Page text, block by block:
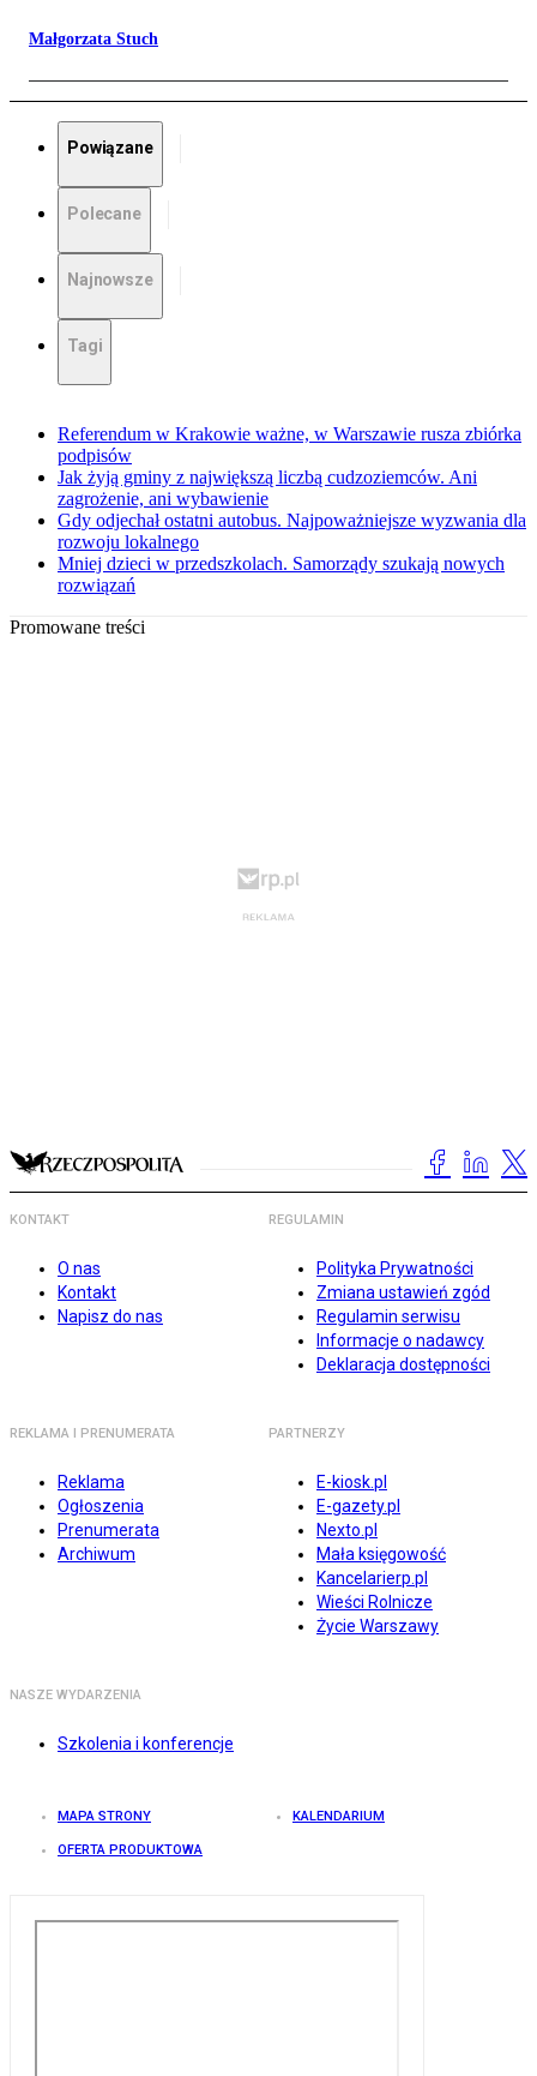
Małgorzata Stuch
Powiązane
Polecane
Najnowsze
Tagi
Referendum w Krakowie ważne, w Warszawie rusza zbiórka
podpisów
Jak żyją gminy z największą liczbą cudzoziemców. Ani
zagrożenie, ani wybawienie
Gdy odjechał ostatni autobus. Najpoważniejsze wyzwania dla
rozwoju lokalnego
Mniej dzieci w przedszkolach. Samorządy szukają nowych
rozwiązań
Promowane treści
KONTAKT
O nas
Kontakt
Napisz do nas
REGULAMIN
Polityka Prywatności
Zmiana ustawień zgód
Regulamin serwisu
Informacje o nadawcy
Deklaracja dostępności
REKLAMA I PRENUMERATA
Reklama
Ogłoszenia
Prenumerata
Archiwum
PARTNERZY
E-kiosk.pl
E-gazety.pl
Nexto.pl
Mała księgowość
Kancelarierp.pl
Wieści Rolnicze
Życie Warszawy
NASZE WYDARZENIA
Szkolenia i konferencje
MAPA STRONY KALENDARIUM
OFERTA PRODUKTOWA